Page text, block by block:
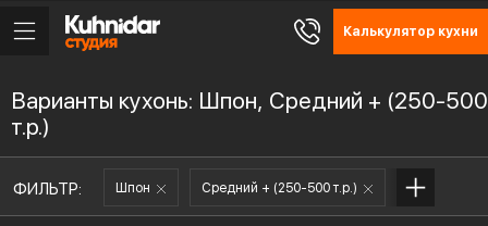
Калькулятор кухни
Варианты кухонь: Шпон, Средний + (250-500
т.р.)
ФИЛЬТР: Шпон Средний + (250-500 т.р.)